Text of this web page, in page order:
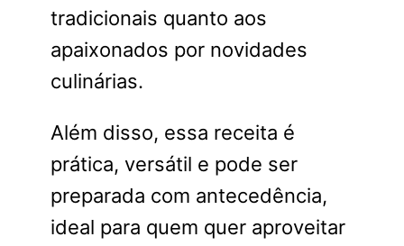
tradicionais quanto aos
apaixonados por novidades
culinárias.
Além disso, essa receita é
prática, versátil e pode ser
preparada com antecedência,
ideal para quem quer aproveitar